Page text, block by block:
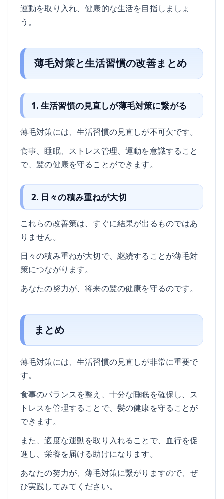
運動を取り入れ、健康的な生活を目指しましょ
う。
薄毛対策と生活習慣の改善まとめ
1. 生活習慣の見直しが薄毛対策に繋がる
薄毛対策には、生活習慣の見直しが不可欠です。
食事、睡眠、ストレス管理、運動を意識すること
で、髪の健康を守ることができます。
2. 日々の積み重ねが大切
これらの改善策は、すぐに結果が出るものではあ
りません。
日々の積み重ねが大切で、継続することが薄毛対
策につながります。
あなたの努力が、将来の髪の健康を守るのです。
まとめ
薄毛対策には、生活習慣の見直しが非常に重要で
す。
食事のバランスを整え、十分な睡眠を確保し、ス
トレスを管理することで、髪の健康を守ることが
できます。
また、適度な運動を取り入れることで、血行を促
進し、栄養を届ける助けになります。
あなたの努力が、薄毛対策に繋がりますので、ぜ
ひ実践してみてください。